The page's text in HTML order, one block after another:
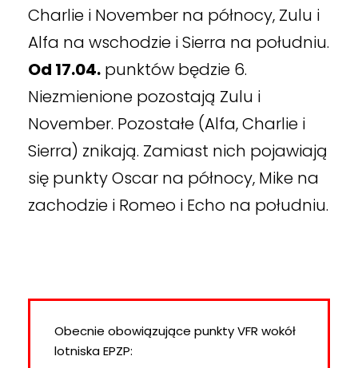
Charlie i November na północy, Zulu i
Alfa na wschodzie i Sierra na południu.
Od 17.04. punktów będzie 6.
Niezmienione pozostają Zulu i
November. Pozostałe (Alfa, Charlie i
Sierra) znikają. Zamiast nich pojawiają
się punkty Oscar na północy, Mike na
zachodzie i Romeo i Echo na południu.
Obecnie obowiązujące punkty VFR wokół
lotniska EPZP: